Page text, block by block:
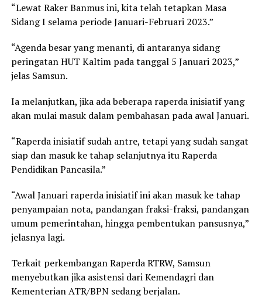
“Lewat Raker Banmus ini, kita telah tetapkan Masa
Sidang I selama periode Januari-Februari 2023.”
“Agenda besar yang menanti, di antaranya sidang
peringatan HUT Kaltim pada tanggal 5 Januari 2023,”
jelas Samsun.
Ia melanjutkan, jika ada beberapa raperda inisiatif yang
akan mulai masuk dalam pembahasan pada awal Januari.
“Raperda inisiatif sudah antre, tetapi yang sudah sangat
siap dan masuk ke tahap selanjutnya itu Raperda
Pendidikan Pancasila.”
“Awal Januari raperda inisiatif ini akan masuk ke tahap
penyampaian nota, pandangan fraksi-fraksi, pandangan
umum pemerintahan, hingga pembentukan pansusnya,”
jelasnya lagi.
Terkait perkembangan Raperda RTRW, Samsun
menyebutkan jika asistensi dari Kemendagri dan
Kementerian ATR/BPN sedang berjalan.